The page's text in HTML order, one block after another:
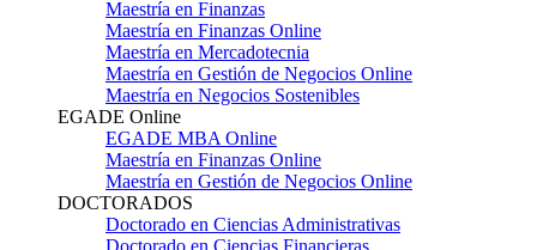
Maestría en Finanzas
Maestría en Finanzas Online
Maestría en Mercadotecnia
Maestría en Gestión de Negocios Online
Maestría en Negocios Sostenibles
EGADE Online
EGADE MBA Online
Maestría en Finanzas Online
Maestría en Gestión de Negocios Online
DOCTORADOS
Doctorado en Ciencias Administrativas
Doctorado en Ciencias Financieras